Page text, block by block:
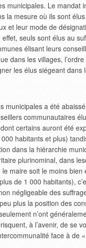
municipales. Le mandat
la mesure où ils sont
et leur mode de
seuls sont élus au
élisant leurs
dans les villages,
les élus siégeant dans
municipales a été
communautaires
certains auront été
habitants et plus)
dans la hiérarchie
plurinominal, dans
maire soit le moins
de 1 000 habitants),
négligeable des
plus la position des
n’ont
à l’avenir, de se
face à de